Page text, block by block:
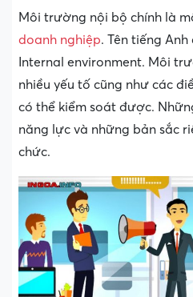
Môi trường nội bộ chính là
doanh nghiệp. Tên tiếng
Internal environment. Môi
nhiều yếu tố cũng như các
có thể kiểm soát được.
năng lực và những bản sắc
chức.